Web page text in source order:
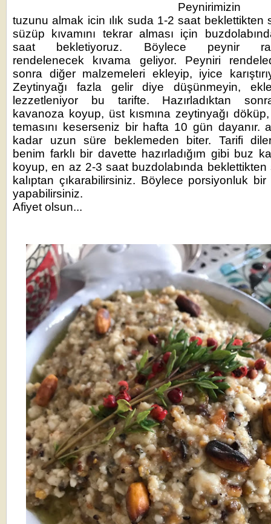
Peynirimizin
tuzunu almak icin ılık suda 1-2 saat beklettikten
süzüp kıvamını tekrar alması için
saat bekletiyoruz. Böylece peynir
rendelenecek kıvama geliyor. Peyniri
sonra diğer malzemeleri ekleyip, iyice
Zeytinyağı fazla gelir diye düşünmeyin,
lezzetleniyor bu tarifte. Hazırladıktan
kavanoza koyup, üst kısmına zeytinyağı
temasını keserseniz bir hafta 10 gün dayanır.
kadar uzun süre beklemeden biter. Tarifi
benim farklı bir davette hazırladığım gibi buz
koyup, en az 2-3 saat buzdolabında beklettikten
kalıptan çıkarabilirsiniz. Böylece porsiyonluk bir
yapabilirsiniz.
Afiyet olsun...